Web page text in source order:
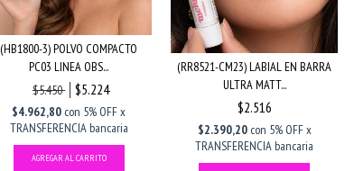
(HB1800-3) POLVO COMPACTO
PC03 LINEA OBS...
$5.450
$5.224
$4.962,80 con 5% OFF x
TRANSFERENCIA bancaria
(RR8521-CM23) LABIAL EN BARRA
ULTRA MATT...
$2.516
$2.390,20 con 5% OFF x
TRANSFERENCIA bancaria